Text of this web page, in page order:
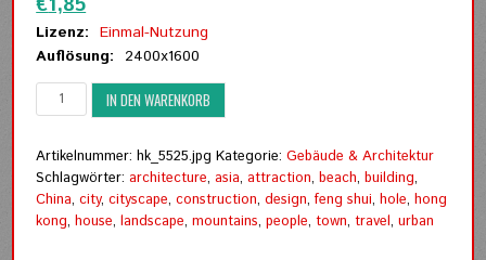
Lizenz: Einmal-Nutzung
Auflösung: 2400x1600
Hong
Kong:
mit
Loch
Menge
IN DEN WARENKORB
Artikelnummer:hk_5525.jpg Kategorie:Gebäude & Architektur
Schlagwörter:architecture,asia,attraction,beach,building,
China,city,cityscape,construction,design,feng shui,hole,hong
kong,house,landscape,mountains,people,town,travel,urban